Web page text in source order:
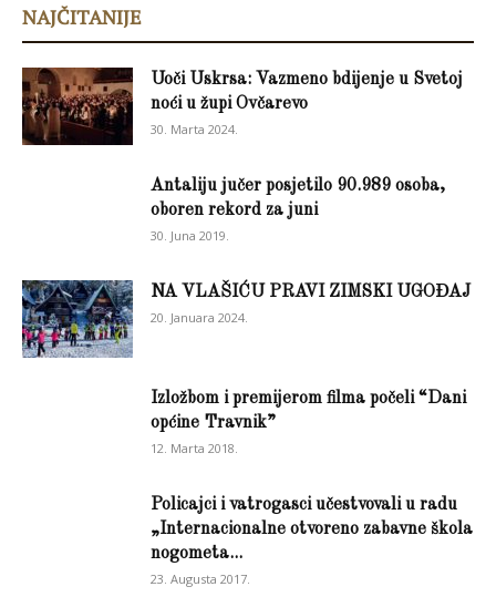
NAJČITANIJE
Uoči Uskrsa: Vazmeno bdijenje u Svetoj
noći u župi Ovčarevo
30. Marta 2024.
Antaliju jučer posjetilo 90.989 osoba,
oboren rekord za juni
30. Juna 2019.
NA VLAŠIĆU PRAVI ZIMSKI UGOĐAJ
20. Januara 2024.
Izložbom i premijerom filma počeli “Dani
općine Travnik”
12. Marta 2018.
Policajci i vatrogasci učestvovali u radu
„Internacionalne otvoreno zabavne škola
nogometa...
23. Augusta 2017.